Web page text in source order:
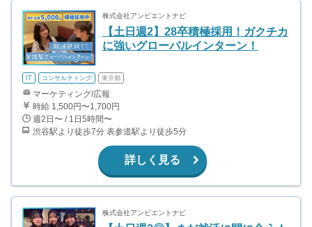
株式会社アンビエントナビ
【土日週2】28卒積極採用！ガクチカ
に強いグローバルインターン！
IT コンサルティング 東京都
マーケティング/広報
時給 1,500円〜1,700円
週2日〜 / 1日5時間〜
渋谷駅より徒歩7分 表参道駅より徒歩5分
詳しく見る
株式会社アンビエントナビ